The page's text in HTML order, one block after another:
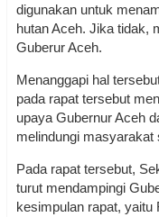
digunakan untuk
hutan Aceh. Jika tidak,
Guberur Aceh.
Menanggapi hal
pada rapat tersebut
upaya Gubernur Aceh
melindungi masyarakat
Pada rapat tersebut,
turut mendampingi
kesimpulan rapat,